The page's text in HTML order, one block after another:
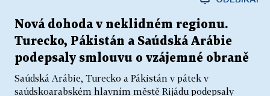
Nová dohoda v neklidném regionu.
Turecko, Pákistán a Saúdská Arábie
podepsaly smlouvu o vzájemné obraně
Saúdská Arábie, Turecko a Pákistán v pátek v
saúdskoarabském hlavním městě Rijádu podepsaly